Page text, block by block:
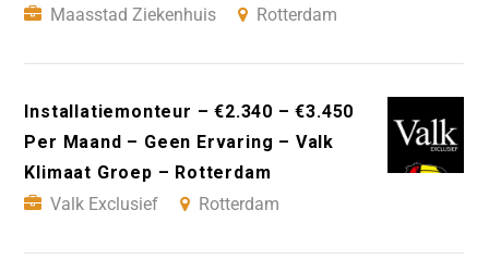
Maasstad Ziekenhuis
Rotterdam
Installatiemonteur – €2.340 – €3.450
Per Maand – Geen Ervaring – Valk
Klimaat Groep – Rotterdam
Valk Exclusief
Rotterdam